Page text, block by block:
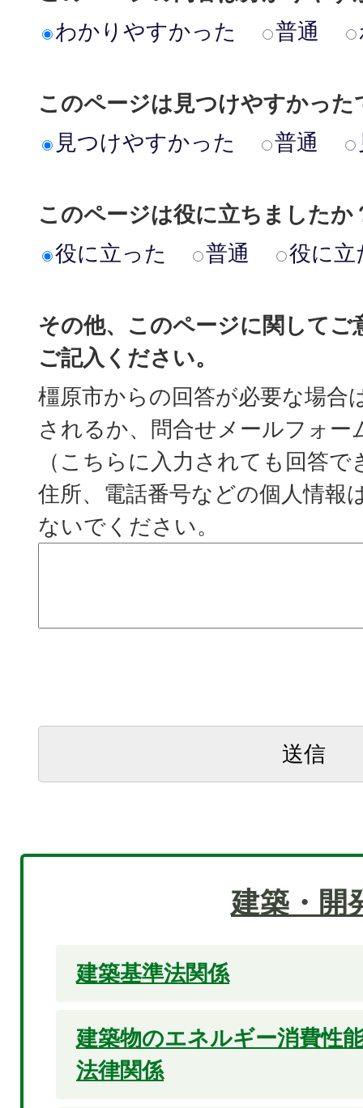
わかりやすかった
普通
このページは見つけやすかった
見つけやすかった
普通
このページは役に立ちましたか
役に立った
普通 役に立
その他、このページに関してご
ご記入ください。
橿原市からの回答が必要な場合
されるか、問合せメールフォー
（こちらに入力されても回答
住所、電話番号などの個人情報
ないでください。
建築・開
建築基準法関係
建築物のエネルギー消費性
法律関係